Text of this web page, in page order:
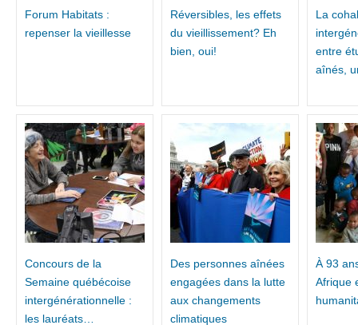
Forum Habitats :
repenser la vieillesse
Réversibles, les effets
du vieillissement? Eh
bien, oui!
La
entre
aînés,
Concours de la
Semaine québécoise
intergénérationnelle :
les lauréats…
Des personnes aînées
engagées dans la lutte
aux changements
climatiques
À 93
Afrique